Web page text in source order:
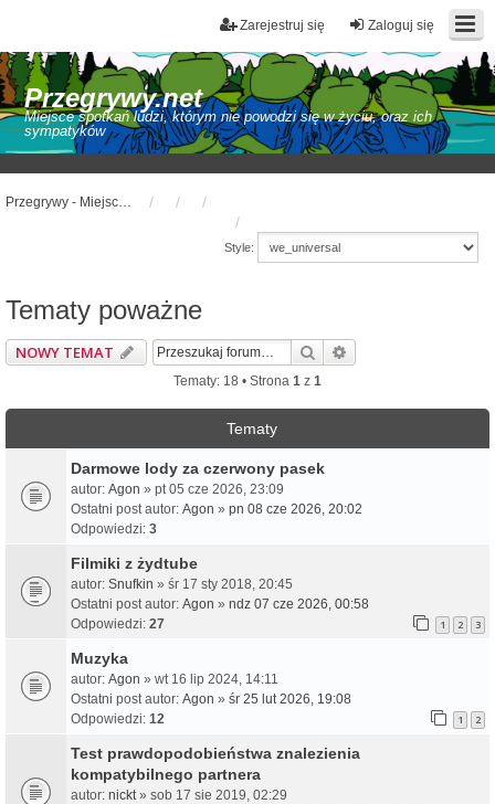
Zaloguj się
Zarejestruj się
Przegrywy.net
Miejsce spotkań ludzi, którym nie powodzi się w życiu, oraz ich
sympatyków
Style:
Tematy poważne
NOWY TEMAT Szukaj
Tematy: 18 • Strona 1 z 1
Tematy
Darmowe lody za czerwony pasek
autor: Agon » pt 05 cze 2026, 23:09
Ostatni post autor: Agon » pn 08 cze 2026, 20:02
Odpowiedzi: 3
Filmiki z żydtube
autor: Snufkin » śr 17 sty 2018, 20:45
Ostatni post autor: Agon » ndz 07 cze 2026, 00:58
Odpowiedzi: 27 1 2 3
Muzyka
autor: Agon » wt 16 lip 2024, 14:11
Ostatni post autor: Agon » śr 25 lut 2026, 19:08
Odpowiedzi: 12 1 2
Test prawdopodobieństwa znalezienia
kompatybilnego partnera
autor: nickt » sob 17 sie 2019, 02:29